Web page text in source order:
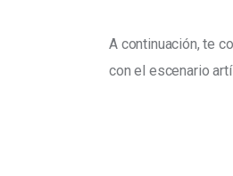
A continuación, te
con el escenario